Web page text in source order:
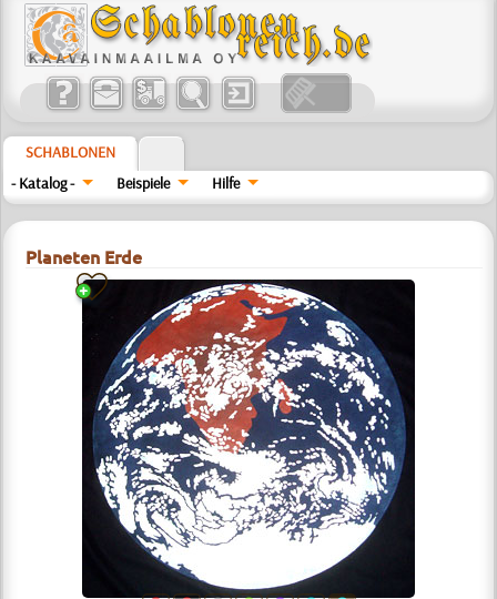
SCHABLONEN
- Katalog -
Beispiele Hilfe
Planeten Erde